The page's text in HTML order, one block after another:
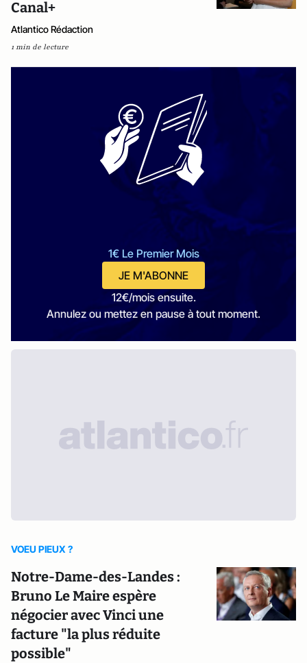
Canal+
Atlantico Rédaction
1 min de lecture
1€ Le Premier Mois
JE M'ABONNE
12€/mois ensuite.
Annulez ou mettez en pause à tout moment.
VOEU PIEUX ?
Notre-Dame-des-Landes :
Bruno Le Maire espère
négocier avec Vinci une
facture "la plus réduite
possible"